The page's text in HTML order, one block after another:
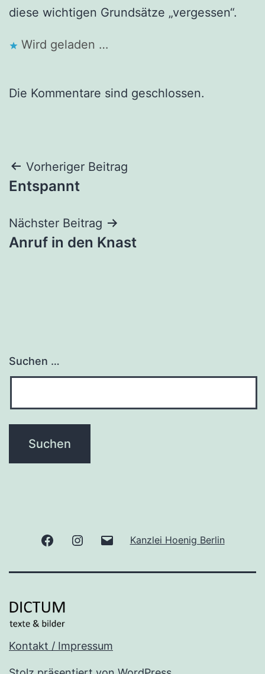
diese wichtigen Grundsätze „vergessen“.
Wird geladen …
Die Kommentare sind geschlossen.
Beitragsnavigation
Vorheriger Beitrag
Entspannt
Nächster Beitrag
Anruf in den Knast
Suchen …
FacebookInstagram Kanzlei Hoenig Berlin
Kontakt / Impressum